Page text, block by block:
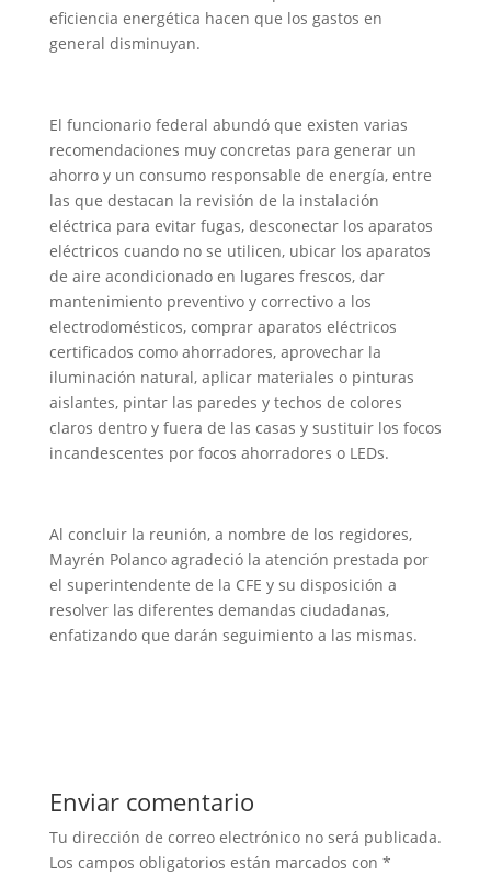
eficiencia energética hacen que los gastos en
general disminuyan.
El funcionario federal abundó que existen varias
recomendaciones muy concretas para generar un
ahorro y un consumo responsable de energía, entre
las que destacan la revisión de la instalación
eléctrica para evitar fugas, desconectar los aparatos
eléctricos cuando no se utilicen, ubicar los aparatos
de aire acondicionado en lugares frescos, dar
mantenimiento preventivo y correctivo a los
electrodomésticos, comprar aparatos eléctricos
certificados como ahorradores, aprovechar la
iluminación natural, aplicar materiales o pinturas
aislantes, pintar las paredes y techos de colores
claros dentro y fuera de las casas y sustituir los focos
incandescentes por focos ahorradores o LEDs.
Al concluir la reunión, a nombre de los regidores,
Mayrén Polanco agradeció la atención prestada por
el superintendente de la CFE y su disposición a
resolver las diferentes demandas ciudadanas,
enfatizando que darán seguimiento a las mismas.
Enviar comentario
Tu dirección de correo electrónico no será publicada.
Los campos obligatorios están marcados con *